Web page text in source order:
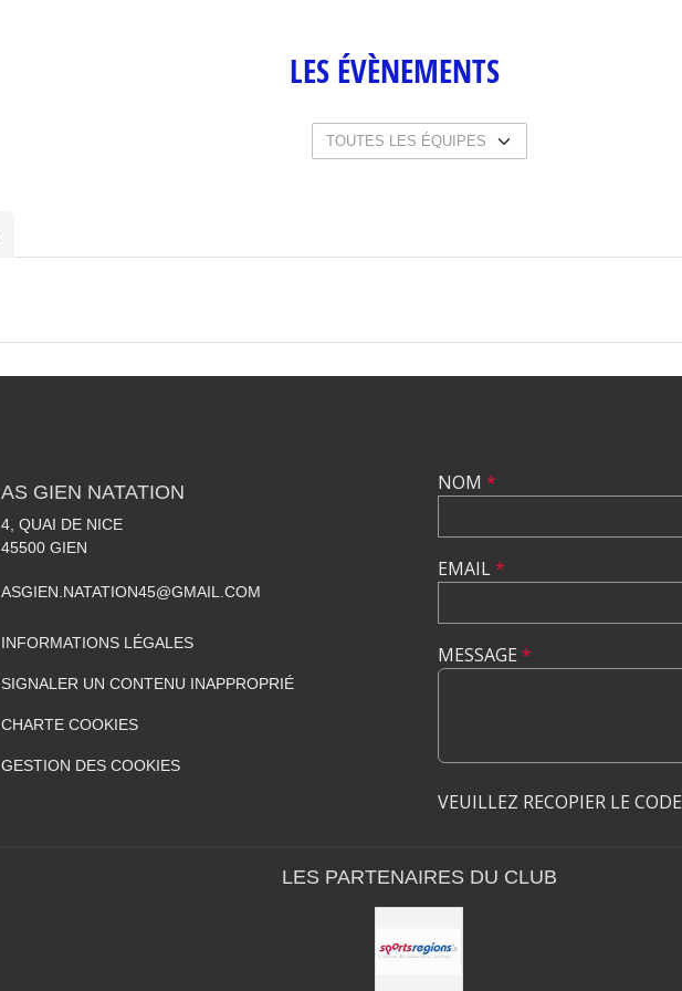
LES ÉVÈNEMENTS
AS GIEN NATATION
4, QUAI DE NICE
45500 GIEN
ASGIEN.NATATION45@GMAIL.COM
INFORMATIONS LÉGALES
SIGNALER UN CONTENU INAPPROPRIÉ
CHARTE COOKIES
GESTION DES COOKIES
NOM *
EMAIL*
MESSAGE *
VEUILLEZ RECOPIER LE CODE
LES PARTENAIRES DU CLUB